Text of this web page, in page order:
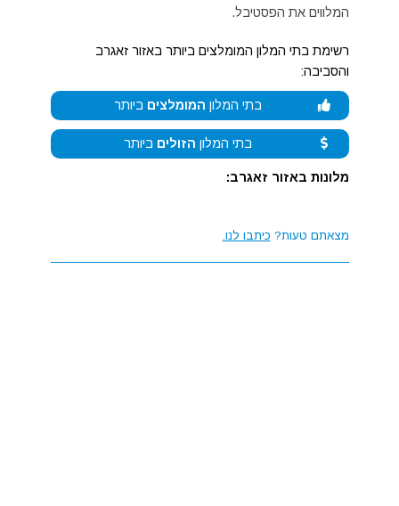
המלווים את הפסטיבל.
רשימת בתי המלון המומלצים ביותר באזור זאגרב
והסביבה:
בתי המלון המומלצים ביותר
בתי המלון הזולים ביותר
מלונות באזור זאגרב:
מצאתם טעות? כיתבו לנו.